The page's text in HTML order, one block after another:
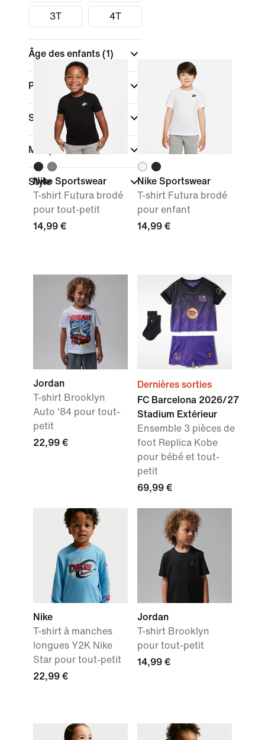
3T 4T
Âge des enfants (1)
Pointures/Tailles
Sport
Marque
Style
Nike Sportswear
T-shirt Futura brodé
pour tout-petit
14,99 €
Nike Sportswear
T-shirt Futura brodé
pour enfant
14,99 €
Jordan
T-shirt Brooklyn
Auto '84 pour tout-
petit
22,99 €
Dernières sorties
FC Barcelona 2026/27
Stadium Extérieur
Ensemble 3 pièces de
foot Replica Kobe
pour bébé et tout-
petit
69,99 €
Nike
T-shirt à manches
longues Y2K Nike
Star pour tout-petit
22,99 €
Jordan
T-shirt Brooklyn
pour tout-petit
14,99 €